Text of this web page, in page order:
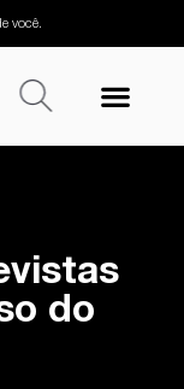
você.
do